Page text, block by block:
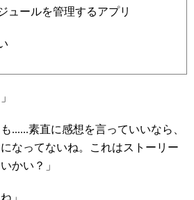
ュールを管理するアプリ
......素直に感想を言っていいなら、
なってないね。これはストーリー
かい？」
」